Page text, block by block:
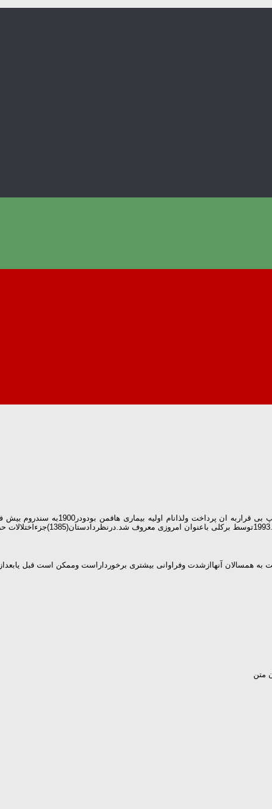
برخورداراست وممكن است قبل یابعداز 7سالگی ظاهرشوند ودردومحیط(خانه،مدرسه،كار،خیابان و…) قابل روئیت باشد.
متن